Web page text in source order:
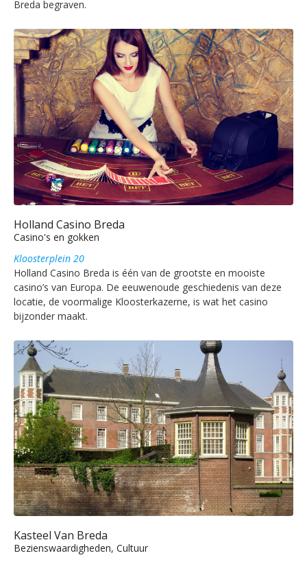
Breda begraven.
Holland Casino Breda
Casino's en gokken
Kloosterplein 20
Holland Casino Breda is één van de grootste en mooiste
casino’s van Europa. De eeuwenoude geschiedenis van deze
locatie, de voormalige Kloosterkazerne, is wat het casino
bijzonder maakt.
Kasteel Van Breda
Bezienswaardigheden, Cultuur